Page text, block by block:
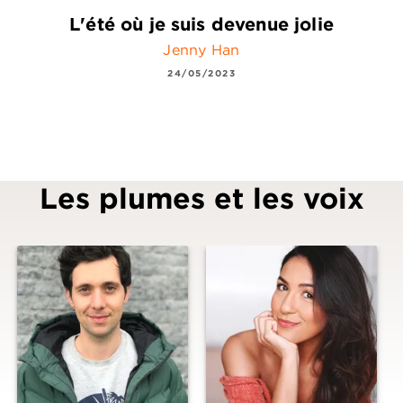
L'été où je suis devenue jolie
Jenny Han
24/05/2023
Les plumes et les voix